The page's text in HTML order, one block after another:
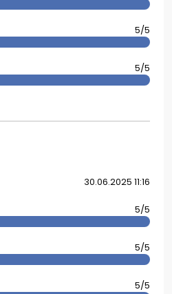
5/5
5/5
30.06.2025 11:16
5/5
5/5
5/5